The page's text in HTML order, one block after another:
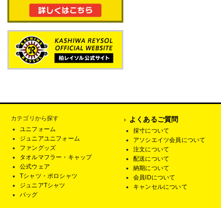
カテゴリから探す
ユニフォーム
ジュニアユニフォーム
ファングッズ
タオルマフラー・キャップ
公式ウェア
Tシャツ・ポロシャツ
ジュニアTシャツ
バッグ
よくあるご質問
採寸について
アソシエイツ会員について
注文について
配送について
納期について
会員IDについて
キャンセルについて